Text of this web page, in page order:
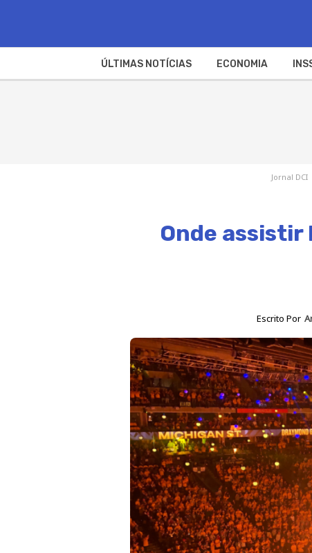
ÚLTIMAS NOTÍCIAS ECONOMIA
Jornal DCI
Onde assistir
Escrito Por